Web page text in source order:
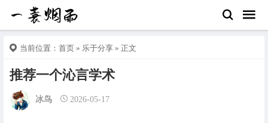
当前位置： 首页 » 乐于分享 » 正文
推荐一个沁言学术
冰鸟 2026-05-17